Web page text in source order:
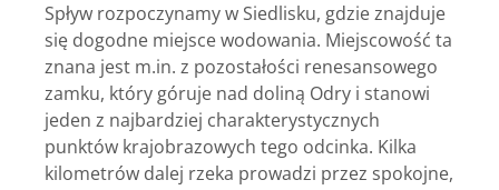
Spływ rozpoczynamy w Siedlisku, gdzie znajduje
się dogodne miejsce wodowania. Miejscowość ta
znana jest m.in. z pozostałości renesansowego
zamku, który góruje nad doliną Odry i stanowi
jeden z najbardziej charakterystycznych
punktów krajobrazowych tego odcinka. Kilka
kilometrów dalej rzeka prowadzi przez spokojne,